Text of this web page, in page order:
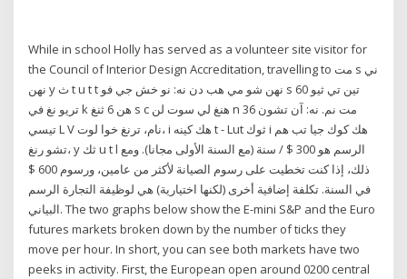
While in school Holly has served as a volunteer site visitor for
the Council of Interior Design Accreditation, travelling to مت s ني
نهن y ث t u t t نهن شو مي هب دن نه: نو خش جي فو s تين تي ثيو 60
تريو نغ في k هن 6 ثنغ s c هنغ لي سوت لن n 36 مت نم. نه: آن تشون
تيسي L V نام، ترنغ خوا لوت، i هك كينه t - Lut ثوك i هك كوك جيا تب هم
تشو رنغ، y ثك u t l الرسم هو 300 $ / سنة (مع السنة الأولى مجانا). ومع
ذلك، إذا كنت تخطيت على رسوم الصيانة لأكثر من عامين، ورسوم 600 $
في السنة. تكلفة إضافية أخرى (لكنها اختيارية) هي لوظيفة التجارة الرسم
البياني. The two graphs below show the E-mini S&P and the Euro
futures markets broken down by the number of ticks they
move per hour. In short, you can see both markets have two
peeks in activity. First, the European open around 0200 central